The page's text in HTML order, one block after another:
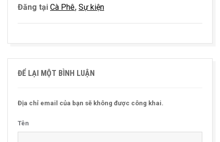
Đăng tại Cà Phê, Sự kiện
ĐỂ LẠI MỘT BÌNH LUẬN
Địa chỉ email của bạn sẽ không được công khai.
Tên